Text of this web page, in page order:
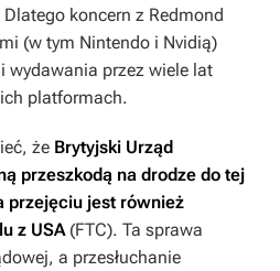
koncern z Redmond
(w tym Nintendo i Nvidią)
wydawania przez wiele lat
platformach.
że Brytyjski Urząd
przeszkodą na drodze do tej
przejęciu jest również
z USA(FTC). Ta sprawa
a przesłuchanie